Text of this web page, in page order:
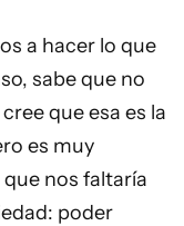
a hacer lo que
sabe que no
que esa es la
es muy
que nos faltaría
poder